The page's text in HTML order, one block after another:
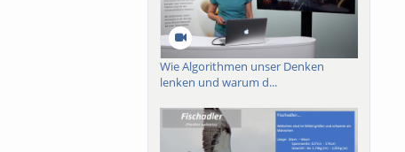
Wie Algorithmen unser Denken
lenken und warum d...